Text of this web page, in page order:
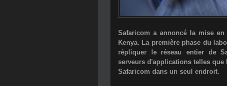
Safaricom a annoncé la mise
Kenya. La première phase du
répliquer le réseau entier de
serveurs d'applications telles que
Safaricom dans un seul endroit.